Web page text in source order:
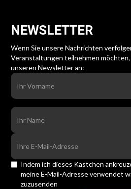
NEWSLETTER
Wenn Sie unsere Nachrichten
Veranstaltungen teilnehmen möchten,
unseren Newsletter an:
Indem ich dieses Kästchen
meine E-Mail-Adresse verwendet
zuzusenden